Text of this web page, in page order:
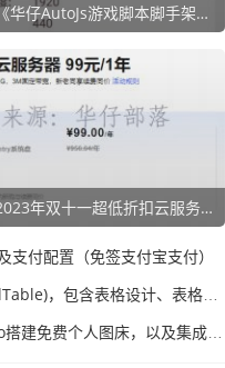
华仔AutoJs游戏脚本脚手架》快速构建游戏脚本
年双十一超低折扣云服务器
支付配置（免签支付宝支付）
，包含表格设计、表格渲染
个人图床，以及集成阿里云OSS储存